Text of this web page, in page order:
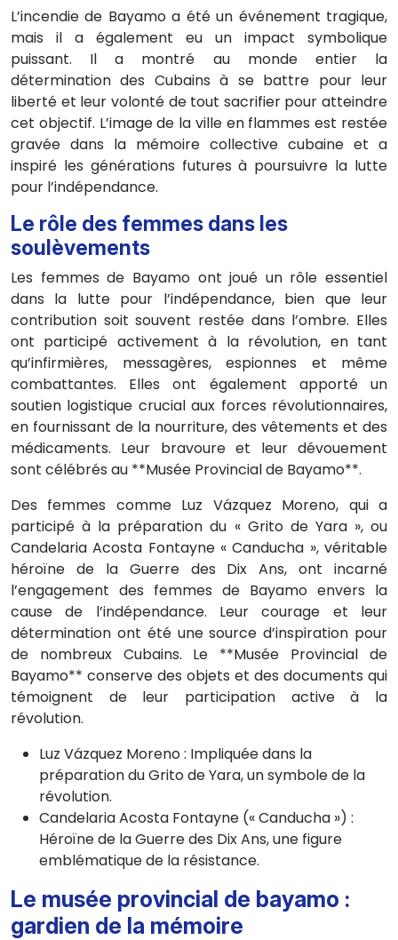
L’incendie de Bayamo a été un événement tragique,
mais il a également eu un impact symbolique
puissant. Il a montré au monde entier la
détermination des Cubains à se battre pour leur
liberté et leur volonté de tout sacrifier pour atteindre
cet objectif. L’image de la ville en flammes est restée
gravée dans la mémoire collective cubaine et a
inspiré les générations futures à poursuivre la lutte
pour l’indépendance.
Le rôle des femmes dans les
soulèvements
Les femmes de Bayamo ont joué un rôle essentiel
dans la lutte pour l’indépendance, bien que leur
contribution soit souvent restée dans l’ombre. Elles
ont participé activement à la révolution, en tant
qu’infirmières, messagères, espionnes et même
combattantes. Elles ont également apporté un
soutien logistique crucial aux forces révolutionnaires,
en fournissant de la nourriture, des vêtements et des
médicaments. Leur bravoure et leur dévouement
sont célébrés au **Musée Provincial de Bayamo**.
Des femmes comme Luz Vázquez Moreno, qui a
participé à la préparation du « Grito de Yara », ou
Candelaria Acosta Fontayne « Canducha », véritable
héroïne de la Guerre des Dix Ans, ont incarné
l’engagement des femmes de Bayamo envers la
cause de l’indépendance. Leur courage et leur
détermination ont été une source d’inspiration pour
de nombreux Cubains. Le **Musée Provincial de
Bayamo** conserve des objets et des documents qui
témoignent de leur participation active à la
révolution.
Luz Vázquez Moreno : Impliquée dans la
préparation du Grito de Yara, un symbole de la
révolution.
Candelaria Acosta Fontayne (« Canducha ») :
Héroïne de la Guerre des Dix Ans, une figure
emblématique de la résistance.
Le musée provincial de bayamo :
gardien de la mémoire